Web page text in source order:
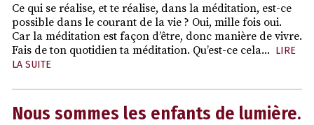
Ce qui se réalise, et te réalise, dans la méditation, est-ce
possible dans le courant de la vie ? Oui, mille fois oui.
Car la méditation est façon d’être, donc manière de vivre.
Fais de ton quotidien ta méditation. Qu’est-ce cela... LIRE
LA SUITE
Nous sommes les enfants de lumière.